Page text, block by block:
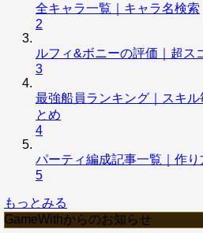
全キャラ一覧｜キャラ名検索
2
ルフィ&ボニーの評価｜超ス
3
最強船員ランキング｜スキ
とめ
4
パーティ編成記事一覧｜作り
5
もっとみる
GameWithからのお知らせ